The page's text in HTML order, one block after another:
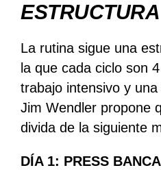
La rutina sigue una
la que cada ciclo son
trabajo intensivo y
Jim Wendler propone
divida de la siguiente
DÍA 1: PRESS BANCA